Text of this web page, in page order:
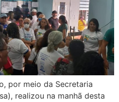
por meio da Secretaria
realizou na manhã desta